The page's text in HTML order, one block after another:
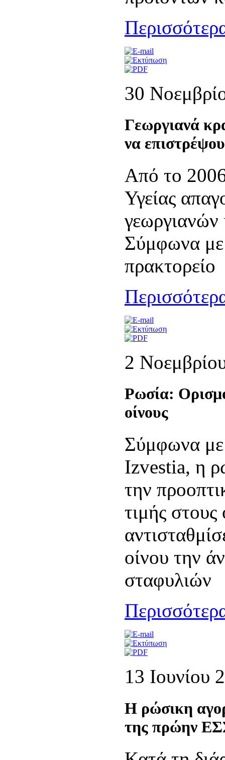
30
Γεωργιανά
να
Από το
Υγείας
Σύμφωνα με
πρακτορείο
2
Ρωσία:
οίνους
Σύμφωνα με
Izvestia, η
την
τιμής στους
οίνου την
σταφυλιών
13 Ιουνίου
Η ρώσικη
της πρώην